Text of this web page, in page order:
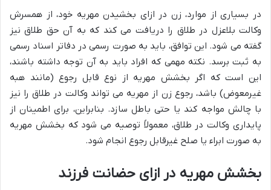
در بسیاری از موارد، زن در ازای بخشیدن مهریه خود، از همسرش
وکالت بلاعزل در طلاق را دریافت می کند که به آن حق طلاق نیز
گفته می شود. این توافق، باید به صورت رسمی در دفاتر اسناد رسمی
به ثبت برسد. نکته مهمی که افراد باید به آن توجه داشته باشند،
این است که اگر بخشش مهریه از نوع قابل رجوع (مانند هبه
غیرمعوض) باشد، رجوع زن از مهریه می تواند وکالت در طلاق را نیز
با چالش مواجه کند یا حتی باطل سازد. بنابراین، برای اطمینان از
پایداری وکالت در طلاق، معمولاً توصیه می شود که بخشش مهریه
به صورت ابراء یا صلح غیرقابل رجوع انجام شود.
بخشش مهریه در ازای حضانت فرزند